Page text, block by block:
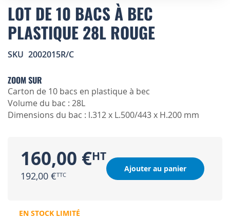
to
the
beginning
of
images
LOT DE 10 BACS À BEC
PLASTIQUE 28L ROUGE
SKU 2002015R/C
ZOOM SUR
Carton de 10 bacs en plastique à bec
Volume du bac : 28L
Dimensions du bac : l.312 x L.500/443 x H.200 mm
160,00 €
192,00 €
Ajouter au panier
EN STOCK LIMITÉ